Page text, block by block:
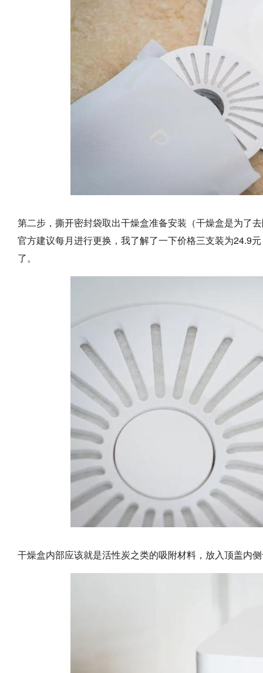
第二步，撕开密封袋取出干燥盒准备安装（干燥盒是为了
官方建议每月进行更换，我了解了一下价格三支装为24.9
了。
干燥盒内部应该就是活性炭之类的吸附材料，放入顶盖内